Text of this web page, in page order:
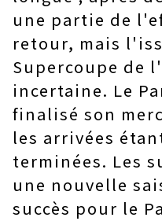
une partie de
retour, mais
Supercoupe de
incertaine. Le
finalisé son
les arrivées
terminées. Les
une nouvelle
succès pour le